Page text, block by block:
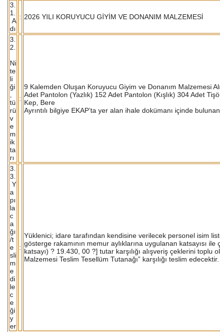
3.
1.
A
dı
: 2026 YILI KORUYUCU GİYİM VE DONANIM MALZEMESİ
3.
2.
Ni
te
li
ği
tü
rü
v
e
m
ik
ta
rı
:
9 Kalemden Oluşan Koruyucu Giyim ve Donanım Malzemesi
Adet Pantolon (Yazlık) 152 Adet Pantolon (Kışlık) 304 Adet
Kep, Bere
Ayrıntılı bilgiye EKAP’ta yer alan ihale dokümanı içinde
3.
3.
Y
a
pı
la
c
a
ğı
/t
e
sli
m
e
di
le
c
e
ği
y
er
:
Yüklenici; idare tarafından kendisine verilecek personel isim
gösterge rakamının memur aylıklarına uygulanan katsayısı
katsayı) ? 19.430, 00 ?] tutar karşılığı alışveriş çeklerini
Malzemesi Teslim Tesellüm Tutanağı” karşılığı teslim edecektir.